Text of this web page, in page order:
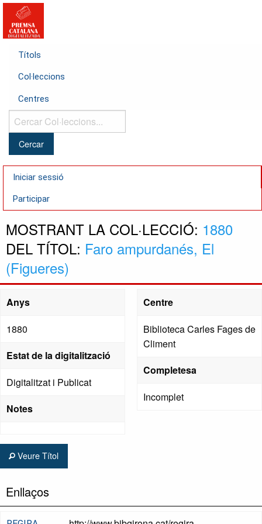
Títols
Col·leccions
Centres
Cercar
Col·leccions...
Iniciar sessió
Participar
MOSTRANT LA COL·LECCIÓ: 1880
DEL TÍTOL: Faro ampurdanés, El
(Figueres)
Anys
1880
Estat de la digitalització
Digitalitzat i Publicat
Notes
Centre
Biblioteca Carles Fages de
Climent
Completesa
Incomplet
Veure Títol
Enllaços